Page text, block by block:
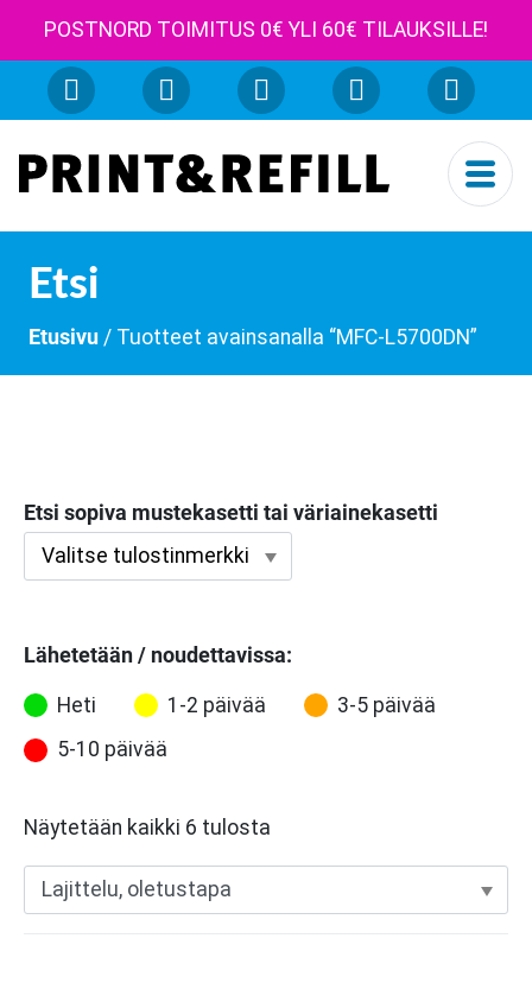
POSTNORD TOIMITUS 0€ YLI 60€ TILAUKSILLE!
Etsi
Etusivu / Tuotteet avainsanalla “MFC-L5700DN”
Etsi sopiva mustekasetti tai väriainekasetti
Lähetetään / noudettavissa:
Heti 1-2 päivää
3-5 päivää
5-10 päivää
Näytetään kaikki 6 tulosta